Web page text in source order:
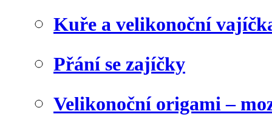
Kuře a velikonoční
Přání se zajíčky
Velikonoční origami –